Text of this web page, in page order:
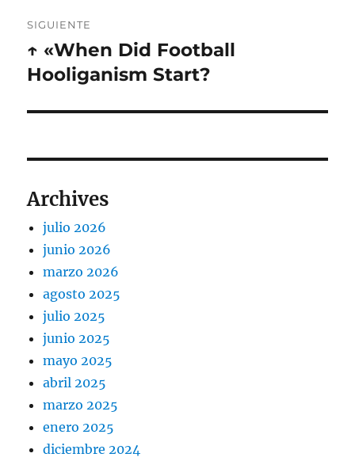
SIGUIENTE
Entrada
siguiente:
↑ «When Did Football
Hooliganism Start?
Archives
julio 2026
junio 2026
marzo 2026
agosto 2025
julio 2025
junio 2025
mayo 2025
abril 2025
marzo 2025
enero 2025
diciembre 2024